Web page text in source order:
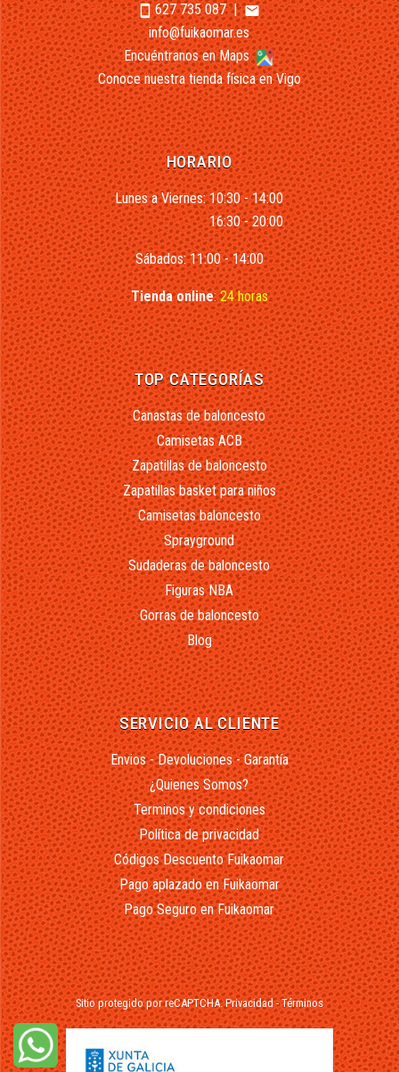
smartphone627 735 087|email
info@fuikaomar.es
Encuéntranos en Maps
Conoce nuestra tienda física en Vigo
HORARIO
Lunes a Viernes: 10:30 - 14:00
16:30 - 20:00
Sábados: 11:00 - 14:00
Tienda online:24 horas
TOP CATEGORÍAS
Canastas de baloncesto
Camisetas ACB
Zapatillas de baloncesto
Zapatillas basket para niños
Camisetas baloncesto
Sprayground
Sudaderas de baloncesto
Figuras NBA
Gorras de baloncesto
Blog
SERVICIO AL CLIENTE
Envios - Devoluciones - Garantía
¿Quienes Somos?
Terminos y condiciones
Política de privacidad
Códigos Descuento Fuikaomar
Pago aplazado en Fuikaomar
Pago Seguro en Fuikaomar
Sitio protegido por reCAPTCHA.Privacidad-Términos